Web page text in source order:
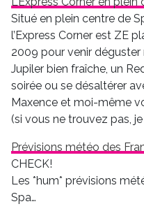
Situé en plein centre de
l’Express Corner est ZE
2009 pour venir
Jupiler bien fraîche, un
soirée ou se désaltérer
Maxence et moi-même
(si vous ne trouvez pas,
Prévisions météo des
CHECK!
Les *hum* prévisions
Spa…